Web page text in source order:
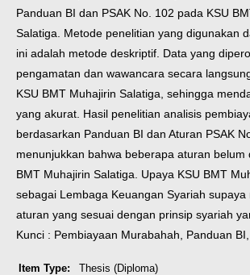
Panduan BI dan PSAK No. 102 pada KSU
Salatiga. Metode penelitian yang digunakan
ini adalah metode deskriptif. Data yang
pengamatan dan wawancara secara
KSU BMT Muhajirin Salatiga, sehingga
yang akurat. Hasil penelitian analisis
berdasarkan Panduan BI dan Aturan PSAK
menunjukkan bahwa beberapa aturan belum
BMT Muhajirin Salatiga. Upaya KSU BMT
sebagai Lembaga Keuangan Syariah supaya
aturan yang sesuai dengan prinsip syariah
Kunci : Pembiayaan Murabahah, Panduan
Item Type:
Thesis (Diploma)